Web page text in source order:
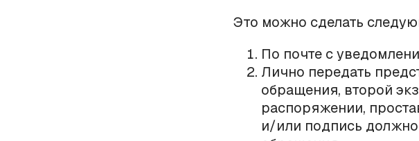
Это можно сделать
По почте с
Лично передать
обращения, второй
распоряжении,
и/или подпись